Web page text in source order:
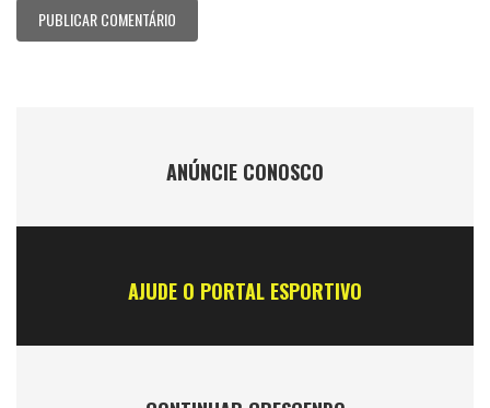
ANÚNCIE CONOSCO
AJUDE O PORTAL ESPORTIVO